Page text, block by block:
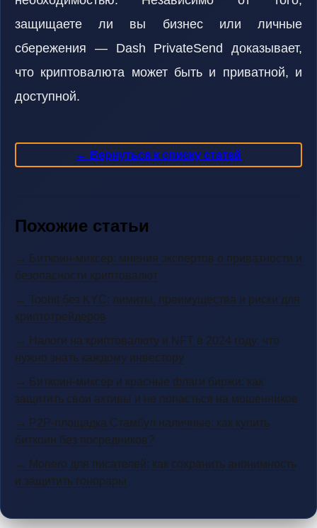
защищаете ли вы бизнес или личные
сбережения — Dash PrivateSend доказывает,
что криптовалюта может быть и приватной, и
доступной.
← Вернуться к списку статей
Похожие статьи
→ Биткоин-миксер: мнения экспертов о приватности и
безопасности криптовалют
→ Toobit без KYC: лимиты, преимущества и риски для
криптотрейдеров
→ Налоги на криптовалюту и NFT в 2024 году: что
нужно знать каждому инвестору
→ Биткоин-миксер и красные флаги биржи: как
защитить свои активы и не попасться на мошенников
→ P2P-площадка Стамбул наличные: как купить
биткоин без посредников?
→ Monero для писателей: как сохранить анонимность
и защитить гонорары